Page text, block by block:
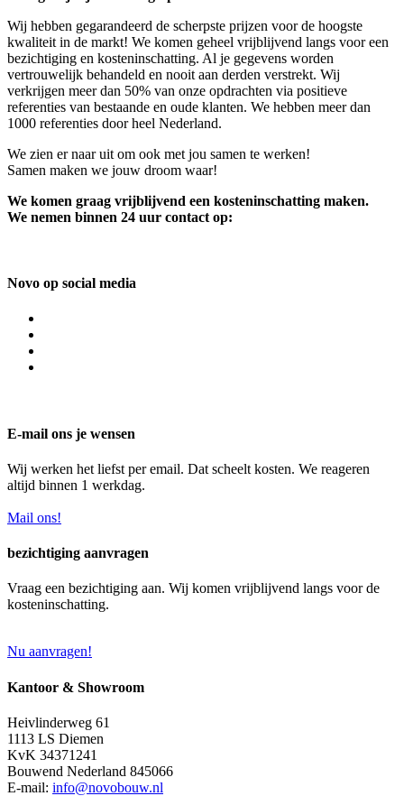
Wij hebben gegarandeerd de scherpste prijzen voor de hoogste
kwaliteit in de markt! We komen geheel vrijblijvend langs voor een
bezichtiging en kosteninschatting. Al je gegevens worden
vertrouwelijk behandeld en nooit aan derden verstrekt. Wij
verkrijgen meer dan 50% van onze opdrachten via positieve
referenties van bestaande en oude klanten. We hebben meer dan
1000 referenties door heel Nederland.
We zien er naar uit om ook met jou samen te werken!
Samen maken we jouw droom waar!
We komen graag vrijblijvend een kosteninschatting maken.
We nemen binnen 24 uur contact op:
Novo op social media
E-mail ons je wensen
Wij werken het liefst per email. Dat scheelt kosten. We reageren
altijd binnen 1 werkdag.
Mail ons!
bezichtiging aanvragen
Vraag een bezichtiging aan. Wij komen vrijblijvend langs voor de
kosteninschatting.
Nu aanvragen!
Kantoor & Showroom
Heivlinderweg 61
1113 LS Diemen
KvK 34371241
Bouwend Nederland 845066
E-mail: info@novobouw.nl